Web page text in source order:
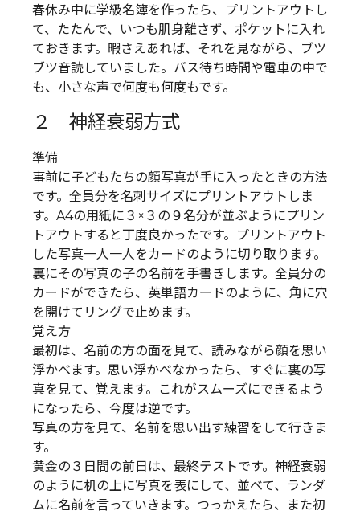
春休み中に学級名簿を作ったら、プリントアウトし
て、たたんで、いつも肌身離さず、ポケットに入れ
ておきます。暇さえあれば、それを見ながら、ブツ
ブツ音読していました。バス待ち時間や電車の中で
も、小さな声で何度も何度もです。
２ 神経衰弱方式
準備
事前に子どもたちの顔写真が手に入ったときの方法
です。全員分を名刺サイズにプリントアウトしま
す。A4の用紙に３×３の９名分が並ぶようにプリン
トアウトすると丁度良かったです。プリントアウト
した写真一人一人をカードのように切り取ります。
裏にその写真の子の名前を手書きします。全員分の
カードができたら、英単語カードのように、角に穴
を開けてリングで止めます。
覚え方
最初は、名前の方の面を見て、読みながら顔を思い
浮かべます。思い浮かべなかったら、すぐに裏の写
真を見て、覚えます。これがスムーズにできるよう
になったら、今度は逆です。
写真の方を見て、名前を思い出す練習をして行きま
す。
黄金の３日間の前日は、最終テストです。神経衰弱
のように机の上に写真を表にして、並べて、ランダ
ムに名前を言っていきます。つっかえたら、また初